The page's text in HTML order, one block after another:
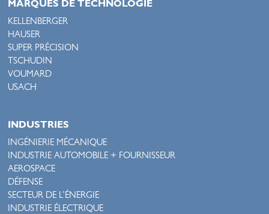
MARQUES DE TECHNOLOGIE
KELLENBERGER
HAUSER
SUPER PRÉCISION
TSCHUDIN
VOUMARD
USACH
INDUSTRIES
INGÉNIERIE MÉCANIQUE
INDUSTRIE AUTOMOBILE + FOURNISSEUR
AEROSPACE
DÉFENSE
SECTEUR DE L’ÉNERGIE
INDUSTRIE ÉLECTRIQUE